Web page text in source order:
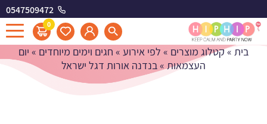
0547509472
0
בנדנה אורות דגל ישראל
בית »קטלוג מוצרים » לפי אירוע » חגים וימים מיוחדים » יום
העצמאות»בנדנה אורות דגל ישראל